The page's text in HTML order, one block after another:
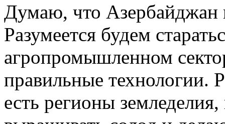
Думаю, что Азербайджан
Разумеется будем
агропромышленном
правильные технологии.
есть регионы